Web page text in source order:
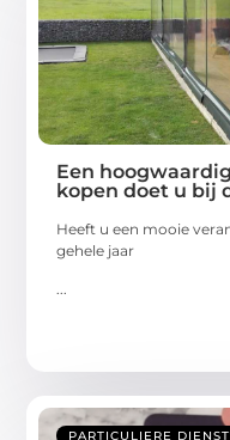
Een
kopen doet u bij
Heeft u een mooie
gehele jaar
...
PARTICULIERE